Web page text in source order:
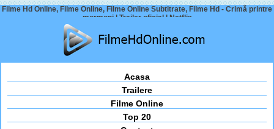
Filme Hd Online, Filme Online, Filme Online Subtitrate, Filme Hd - Crimă printre
mormoni | Trailer oficial | Netflix
Acasa
Trailere
Filme Online
Top 20